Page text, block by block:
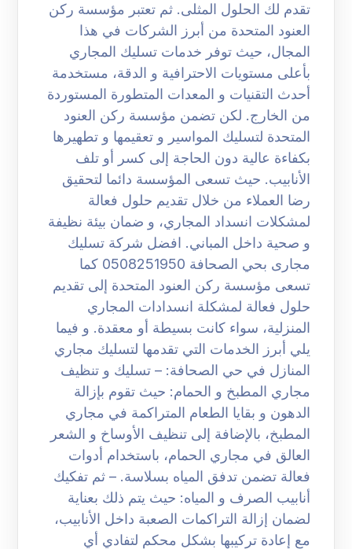
تقدم لك الحلول المثلى. ثم تعتبر مؤسسة ركن
العنود المتحدة من أبرز الشركات في هذا
المجال، حيث توفر خدمات تسليك المجاري
بأعلى مستويات الاحترافية و الدقة، مستخدمة
أحدث التقنيات و المعدات المتطورة المستوردة
من الخارج. لكن تضمن مؤسسة ركن العنود
المتحدة لتسليك المواسير و تعقيمها و تطهيرها
بكفاءة عالية دون الحاجة إلى كسر أو تلف
الأنابيب. حيث تسعى المؤسسة دائما لتحقيق
رضا العملاء من خلال تقديم حلول فعالة
لمشكلات انسداد المجاري، و ضمان بيئة نظيفة
و صحية داخل المباني. افضل شركة تسليك
مجارى بحي الصحافة 0508251950 كما
تسعى مؤسسة ركن العنود المتحدة إلى تقديم
حلول فعالة لمشكلة انسدادات المجاري
المنزلية، سواء كانت بسيطة أو معقدة. و فيما
يلي أبرز الخدمات التي تقدمها لتسليك مجاري
المنازل في حي الصحافة: – تسليك و تنظيف
مجاري المطبخ و الحمام: حيث تقوم بإزالة
الدهون و بقايا الطعام المتراكمة في مجاري
المطبخ، بالإضافة إلى تنظيف الأوساخ و الشعر
العالق في مجاري الحمام، باستخدام أدوات
فعالة تضمن تدفق المياه بسلاسة. – ثم تفكيك
أنابيب الصرف و المياه: حيث يتم ذلك بعناية
لضمان إزالة التراكمات الصعبة داخل الأنابيب،
مع إعادة تركيبها بشكل محكم لتفادي أي